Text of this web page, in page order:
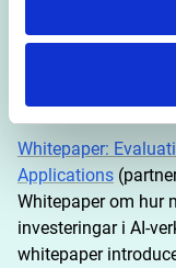
AI-projekt. Detta
projektdetaljer,
Whitepaper:
Applications
Whitepaper om hur
investeringar i AI-
whitepaper